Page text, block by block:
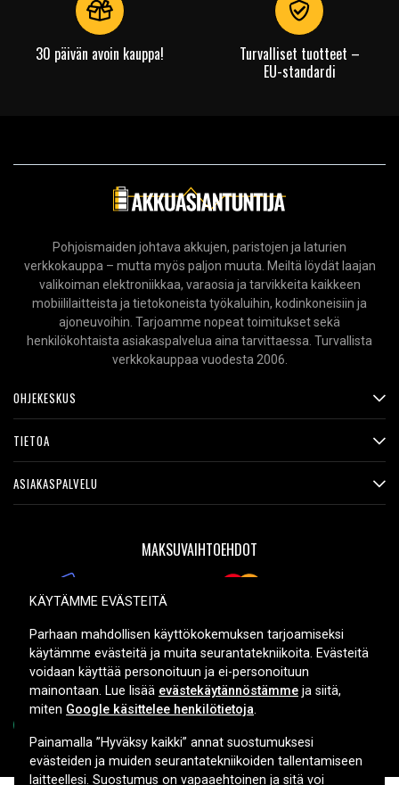
30 päivän avoin kauppa!
Turvalliset tuotteet –
EU-standardi
Pohjoismaiden johtava akkujen, paristojen ja laturien
verkkokauppa – mutta myös paljon muuta. Meiltä löydät laajan
valikoiman elektroniikkaa, varaosia ja tarvikkeita kaikkeen
mobiililaitteista ja tietokoneista työkaluihin, kodinkoneisiin ja
ajoneuvoihin. Tarjoamme nopeat toimitukset sekä
henkilökohtaista asiakaspalvelua aina tarvittaessa. Turvallista
verkkokauppaa vuodesta 2006.
OHJEKESKUS
TIETOA
ASIAKASPALVELU
MAKSUVAIHTOEHDOT
TOIMITUSVAIHTOEHDOT
Copyright © 2026, Spares Nordic AB
KÄYTÄMME EVÄSTEITÄ
Parhaan mahdollisen käyttökokemuksen tarjoamiseksi
käytämme evästeitä ja muita seurantatekniikoita. Evästeitä
voidaan käyttää personoituun ja ei-personoituun
mainontaan. Lue lisää evästekäytännöstämme ja siitä,
miten Google käsittelee henkilötietoja.
Painamalla ”Hyväksy kaikki” annat suostumuksesi
evästeiden ja muiden seurantatekniikoiden tallentamiseen
laitteellesi. Suostumus on vapaaehtoinen ja sitä voi